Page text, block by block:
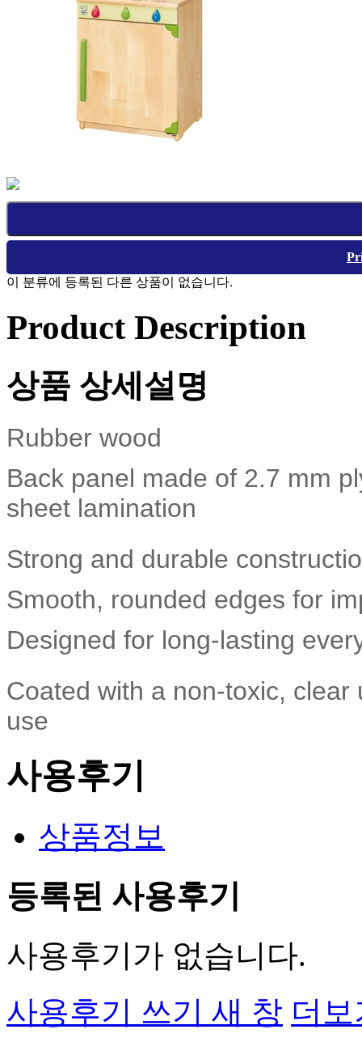
이 분류에 등록된 다른 상품이 없습니다.
Product Description
상품 상세설명
Rubber wood
Back panel made of 2.7 mm
sheet lamination
Strong and durable
Smooth, rounded edges for
Designed for long-lasting
Coated with a non-toxic,
use
사용후기
상품정보
등록된 사용후기
사용후기가 없습니다.
사용후기 쓰기 새 창 더보